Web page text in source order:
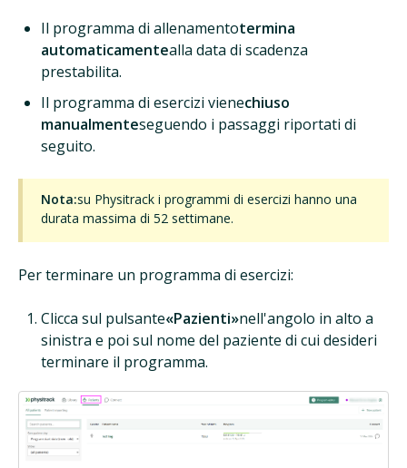
Il programma di allenamentotermina
automaticamentealla data di scadenza
prestabilita.
Il programma di esercizi vienechiuso
manualmenteseguendo i passaggi riportati di
seguito.
Nota:su Physitrack i programmi di esercizi hanno una
durata massima di 52 settimane.
Per terminare un programma di esercizi:
Clicca sul pulsante«Pazienti»nell'angolo in alto a
sinistra e poi sul nome del paziente di cui desideri
terminare il programma.